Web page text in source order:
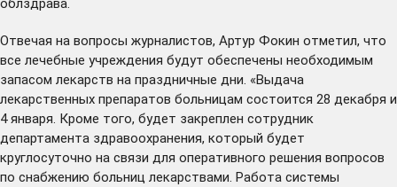
Отвечая на вопросы журналистов, Артур Фокин отметил, что
все лечебные учреждения будут обеспечены необходимым
запасом лекарств на праздничные дни. «Выдача
лекарственных препаратов больницам состоится 28 декабря и
4 января. Кроме того, будет закреплен сотрудник
департамента здравоохранения, который будет
круглосуточно на связи для оперативного решения вопросов
по снабжению больниц лекарствами. Работа системы